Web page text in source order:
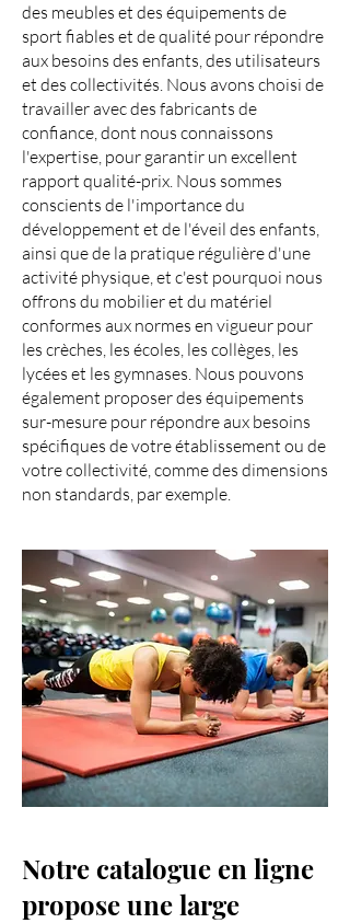
des meubles et des équipements de
sport fiables et de qualité pour répondre
aux besoins des enfants, des utilisateurs
et des collectivités. Nous avons choisi de
travailler avec des fabricants de
confiance, dont nous connaissons
l'expertise, pour garantir un excellent
rapport qualité-prix. Nous sommes
conscients de l'importance du
développement et de l'éveil des enfants,
ainsi que de la pratique régulière d'une
activité physique, et c'est pourquoi nous
offrons du mobilier et du matériel
conformes aux normes en vigueur pour
les crèches, les écoles, les collèges, les
lycées et les gymnases. Nous pouvons
également proposer des équipements
sur-mesure pour répondre aux besoins
spécifiques de votre établissement ou de
votre collectivité, comme des dimensions
non standards, par exemple.
Notre catalogue en ligne
propose une large